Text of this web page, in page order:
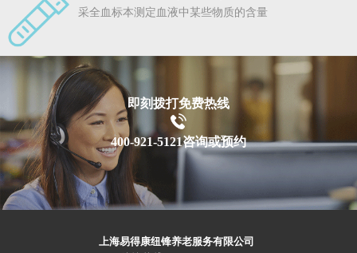
采全血标本测定血液中某些物质的含量
即刻拨打免费热线
400-921-5121咨询或预约
上海易得康纽锋养老服务有限公司